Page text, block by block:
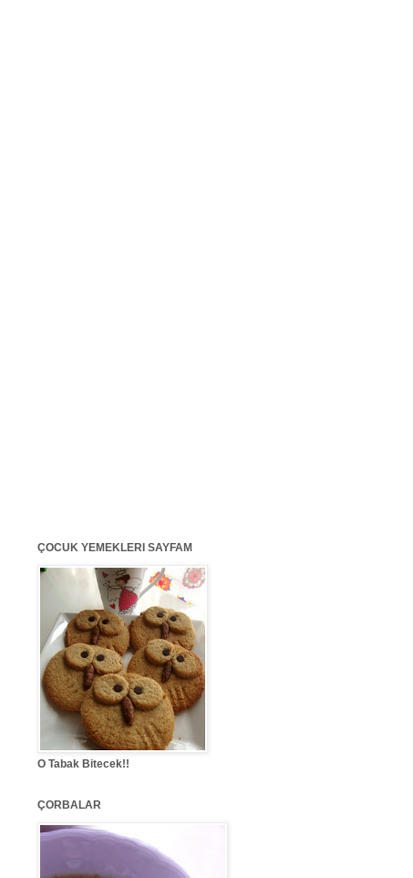
ÇOCUK YEMEKLERI SAYFAM
O Tabak Bitecek!!
ÇORBALAR